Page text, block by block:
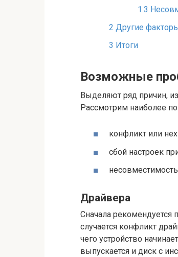
1.3
2 Другие
3 Итоги
Возможные
Выделяют ряд причин,
Рассмотрим наиболее
конфликт или
сбой настроек
Драйвера
Сначала рекомендуется
случается конфликт
чего устройство
выпускается и диск с